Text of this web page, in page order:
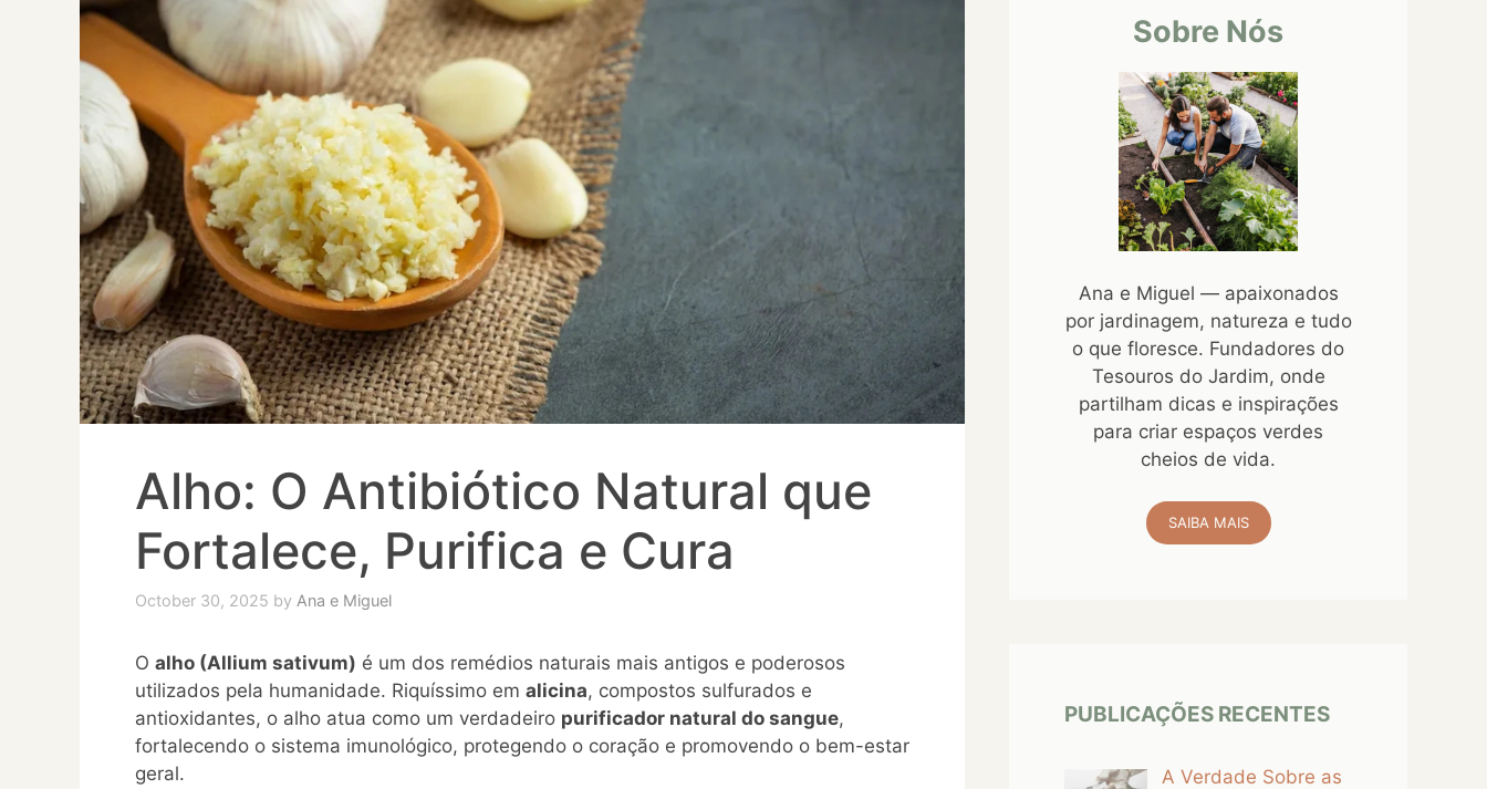
Alho: O Antibiótico Natural que
Fortalece, Purifica e Cura
October 30, 2025 by Ana e Miguel
O alho (Allium sativum) é um dos remédios naturais mais antigos e poderosos
utilizados pela humanidade. Riquíssimo em alicina, compostos sulfurados e
antioxidantes, o alho atua como um verdadeiro purificador natural do sangue,
fortalecendo o sistema imunológico, protegendo o coração e promovendo o bem-estar
geral.
Sobre Nós
Ana e Miguel — apaixonados
por jardinagem, natureza e tudo
o que floresce. Fundadores do
Tesouros do Jardim, onde
partilham dicas e inspirações
para criar espaços verdes
cheios de vida.
SAIBA MAIS
PUBLICAÇÕES RECENTES
A Verdade Sobre as